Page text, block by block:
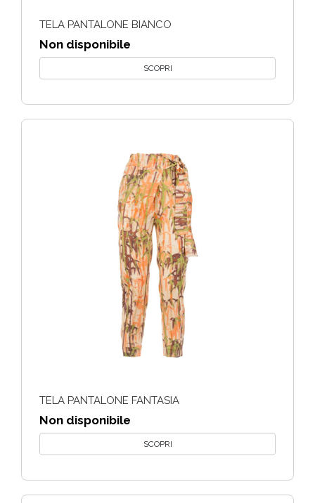
TELA PANTALONE BIANCO
Non disponibile
SCOPRI
TELA PANTALONE FANTASIA
Non disponibile
SCOPRI